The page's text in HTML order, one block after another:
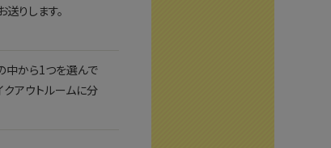
りします。
中から1つを選んで
クアウトルームに分